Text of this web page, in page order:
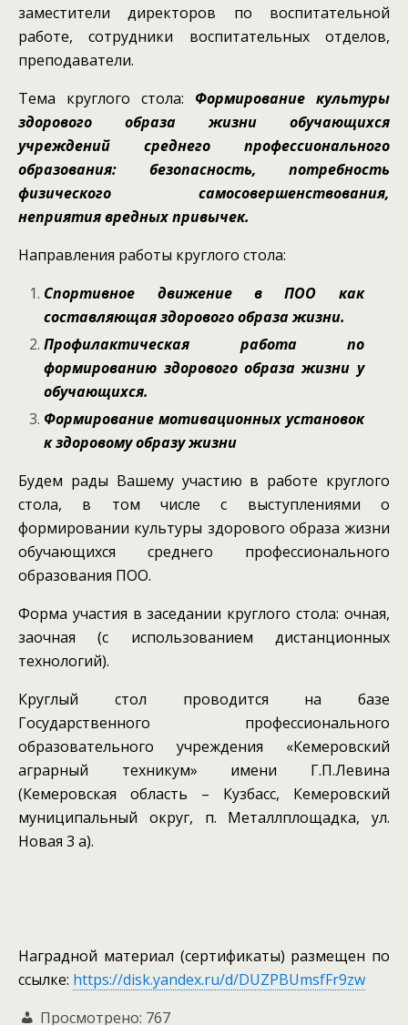
заместители директоров по воспитательной
работе, сотрудники воспитательных отделов,
преподаватели.
Тема круглого стола: Формирование культуры
здорового образа жизни обучающихся
учреждений среднего профессионального
образования: безопасность, потребность
физического самосовершенствования,
неприятия вредных привычек.
Направления работы круглого стола:
Спортивное движение в ПОО как
составляющая здорового образа жизни.
Профилактическая работа по
формированию здорового образа жизни у
обучающихся.
Формирование мотивационных установок
к здоровому образу жизни
Будем рады Вашему участию в работе круглого
стола, в том числе с выступлениями о
формировании культуры здорового образа жизни
обучающихся среднего профессионального
образования ПОО.
Форма участия в заседании круглого стола: очная,
заочная (с использованием дистанционных
технологий).
Круглый стол проводится на базе
Государственного профессионального
образовательного учреждения «Кемеровский
аграрный техникум» имени Г.П.Левина
(Кемеровская область – Кузбасс, Кемеровский
муниципальный округ, п. Металлплощадка, ул.
Новая 3 а).
Наградной материал (сертификаты) размещен по
ссылке: https://disk.yandex.ru/d/DUZPBUmsfFr9zw
Просмотрено: 767